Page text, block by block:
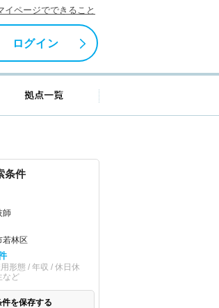
イページでできること
ログイン
リアアドバイザー紹介 拠点一覧
条件
師
若林区
形態 / 年収 / 休日休
など
件を保存する